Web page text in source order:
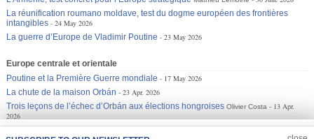
JOIN US CLOSE
La réunification roumano moldave, test du dogme européen des frontières
intangibles
24 May 2026
La guerre d’Europe de Vladimir Poutine
23 May 2026
Europe centrale et orientale
Poutine et la Première Guerre mondiale
17 May 2026
La chute de la maison Orbán
23 Apr. 2026
Trois leçons de l’échec d’Orbán aux élections hongroises Olivier Costa
13 Apr.
2026